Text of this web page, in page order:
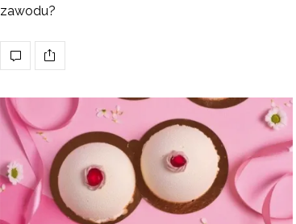
zawodu?